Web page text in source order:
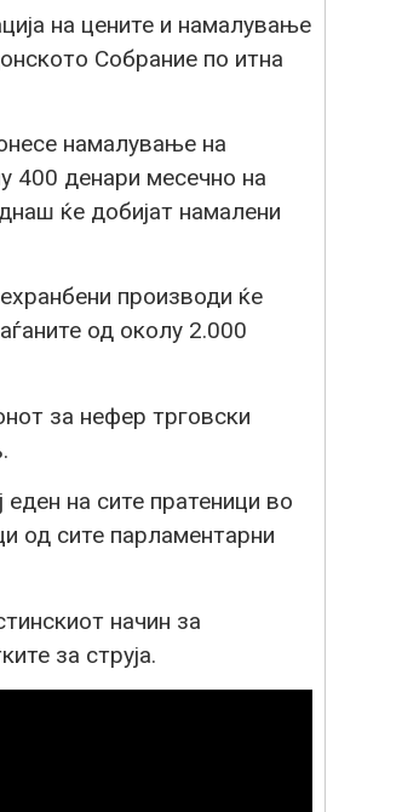
на цените и намалување
Собрание по итна
намалување на
400 денари месечно на
ќе добијат намалени
производи ќе
од околу 2.000
за нефер трговски
на сите пратеници во
од сите парламентарни
начин за
за струја.